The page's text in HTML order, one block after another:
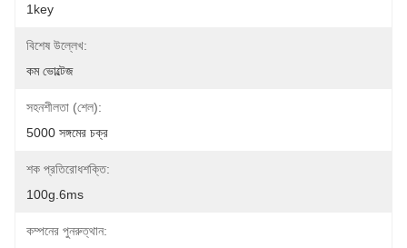
1key
বিশেষ উল্লেখ:
কম ভোল্টেজ
সহনশীলতা (শেল):
5000 সঙ্গমের চক্র
শক প্রতিরোধশক্তি:
100g.6ms
কম্পনের পুনরুত্থান: